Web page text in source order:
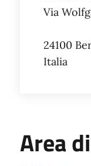
Via
24100
Italia
Area